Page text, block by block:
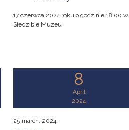
17 czerwca 2024 roku o godzinie 18.00 w
Siedzibie Muzeu
8
April
2024
25 march, 2024